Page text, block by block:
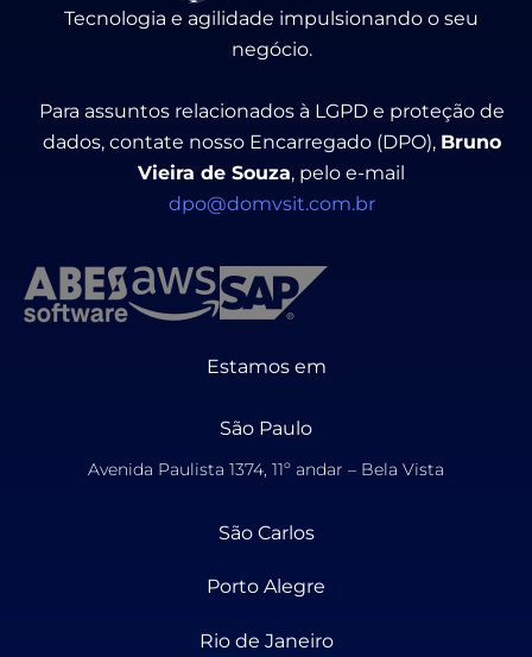
Tecnologia e agilidade impulsionando o seu
negócio.
Para assuntos relacionados à LGPD e proteção de
dados, contate nosso Encarregado (DPO), Bruno
Vieira de Souza, pelo e-mail
dpo@domvsit.com.br
Estamos em
São Paulo
Avenida Paulista 1374, 11º andar – Bela Vista
São Carlos
Porto Alegre
Rio de Janeiro